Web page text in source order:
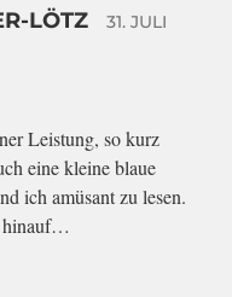
LÖTZ
31. JULI
Leistung, so kurz
eine kleine blaue
ich amüsant zu lesen.
hinauf…